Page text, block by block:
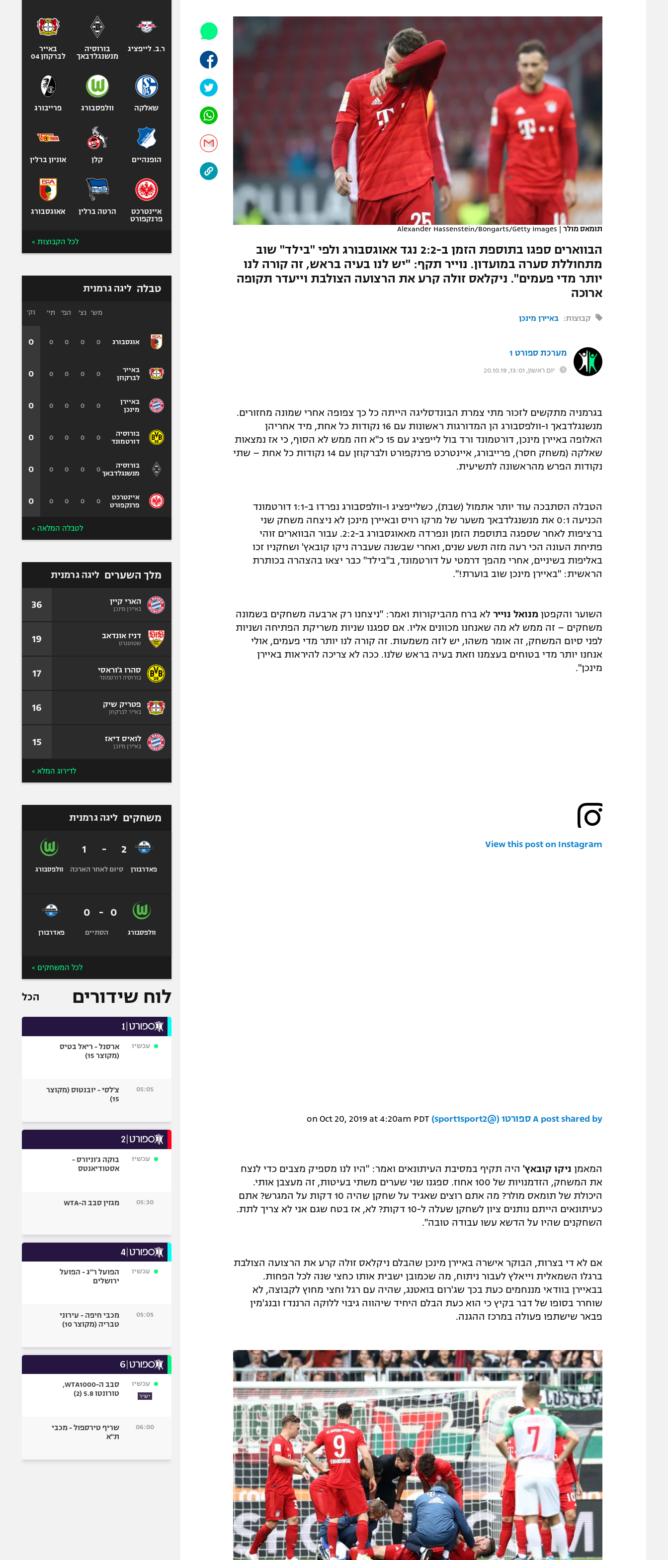
תקנון עבור פעילות אלקטרה
תקנון עבור פעילות ספורט 1 – "מרלן"
טניס
תנאי שימוש
מדיניות פרטיות
תקנון פעילות ספורט 1
רשיון להקרנה פומבית לבית עסק
הצטרפות לחבילת הערוצים
לוח דרושים – ג'ובנט
תגיות
המגזין
הפועל תל אביב
הפועל באר שבע
מכבי נתניה
בני יהודה
ליגה סינית
אופניים
ספורט מוטורי
כדורמים
פוטבול אמריקאי NFL
בייסבול MLB
ספורט אתגרי
גיימינג E-Sports
תומאס מולר |
Alexander Hassenstein/Bongarts/Getty Images
הבווארים ספגו בתוספת הזמן ב-2:2 נגד אאוגסבורג ולפי "בילד" שוב
מתחוללת סערה במועדון. נוייר תקף: "יש לנו בעיה בראש, זה קורה לנו
יותר מדי פעמים". ניקלאס זולה קרע את הרצועה הצולבת וייעדר תקופה
ארוכה
קבוצות: באיירן מינכן
מערכת ספורט 1
יום ראשון, 13:01, 20.10.19
בגרמניה מתקשים לזכור מתי צמרת הבונדסליגה הייתה כל כך צפופה אחרי שמונה מחזורים.
מנשנגלדבאך ו-וולפסבורג הן המדורגות ראשונות עם 16 נקודות כל אחת, מיד אחריהן
האלופה באיירן מינכן, דורטמונד ורד בול לייפציג עם 15 כ"א וזה ממש לא הסוף, כי אז נמצאות
שאלקה (משחק חסר), פרייבורג, איינטרכט פרנקפורט ולברקוזן עם 14 נקודות כל אחת – שתי
נקודות הפרש מהראשונה לתשיעית.
הטבלה הסתבכה עוד יותר אתמול (שבת), כשלייפציג ו-וולפסבורג נפרדו ב-1:1 דורטמונד
הכניעה 0:1 את מנשנגלדבאך משער של מרקו רויס ובאיירן מינכן לא ניצחה משחק שני
ברציפות לאחר שספגה בתוספת הזמן ונפרדה מאאוגסבורג ב-2:2. עבור הבווארים זוהי
פתיחת העונה הכי רעה מזה תשע שנים, ואחרי שבשנה שעברה ניקו קובאץ' ושחקניו זכו
באליפות בשיניים, אחרי מהפך דרמטי על דורטמונד, ב"בילד" כבר יצאו בהצהרה בכותרת
הראשית: "באיירן מינכן שוב בוערת!".
השוער והקפטן מנואל נוייר לא ברח מהביקורות ואמר: "ניצחנו רק ארבעה משחקים בשמונה
משחקים – זה ממש לא מה שאנחנו מכוונים אליו. אם ספגנו שניות משריקת הפתיחה ושניות
לפני סיום המשחק, זה אומר משהו, יש לזה משמעות. זה קורה לנו יותר מדי פעמים, אולי
אנחנו יותר מדי בטוחים בעצמנו וזאת בעיה בראש שלנו. ככה לא צריכה להיראות באיירן
מינכן".
View this post on Instagram
A post shared by ספורט1 (@sport1sport2) Oct 20, 2019 at 4:20am PDT
המאמן ניקו קובאץ' היה תקיף במסיבת העיתונאים ואמר: "היו לנו מספיק מצבים כדי לנצח
את המשחק, הזדמנויות של 100 אחוז. ספגנו שני שערים משתי בעיטות, זה מעצבן אותי.
היכולת של תומאס מולר? מה אתם רוצים שאגיד על שחקן שהיה 10 דקות על המגרש? אתם
כעיתונאים הייתם נותנים ציון לשחקן שעלה ל-10 דקות? לא, אז בטח שגם אני לא צריך לתת.
השחקנים שהיו על הדשא עשו עבודה טובה".
אם לא די בצרות, הבוקר אישרה באיירן מינכן שהבלם ניקלאס זולה קרע את הרצועה הצולבת
ברגלו השמאלית וייאלץ לעבור ניתוח, מה שכמובן ישבית אותו כחצי שנה לכל הפחות.
בבאיירן בוודאי מננחמים כעת בכך שג'רום בואטנג, שהיה עם רגל וחצי מחוץ לקבוצה, לא
שוחרר בסופו של דבר בקיץ כי הוא כעת הבלם היחיד שיהווה גיבוי ללוקה הרננדז ובנג'מין
פבאר שישתפו פעולה במרכז ההגנה.
ר.ב. לייפציג
בורוסיה
מנשנגלדבאך
באייר
לברקוזן 04
שאלקה וולפסבורג פרייבורג
הופנהיים קלן אוניון ברלין
איינטרכט
פרנקפורט
הרטה ברלין אאוגסבורג
לכל הקבוצות >
טבלה ליגה גרמנית
אוגסבורג
באייר
לברקוזן
באיירן
מינכן
בורוסיה
דורטמונד
בורוסיה
מנשנגלדבאך
איינטרכט
פרנקפורט
מש׳ נצ׳ הפ׳ תי׳
0
0
0
0
0
0
0
0
0
0
0
0
0
0
0
0
0
0
0
0
0
0
0
0
נק׳
0
0
0
0
0
0
לטבלה המלאה >
מלך השערים ליגה גרמנית
הארי קיין
באיירן מינכן 36
דניז אונדאב
שטוטגרט 19
סהרו ג'וראסי
בורוסיה דורטמונד 17
פטריק שיק
באייר לברקוזן 16
לואיס דיאז
באיירן מינכן 15
לדירוג המלא >
משחקים ליגה גרמנית
פאדרבורן
2
-
1
סיום לאחר הארכה וולפסבורג
וולפסבורג
0
-
0
הסתיים פאדרבורן
לכל המשחקים >
לוח שידורים הכל
עכשיו
ארסנל - ריאל בטיס
(מקוצר 15)
05:05
צ'לסי - יובנטוס (מקוצר
15)
עכשיו
בוקה ג'וניורס -
אסטודיאנטס
05:30 מגזין סבב ה-WTA
עכשיו
הפועל ר"ג - הפועל
ירושלים
05:05
מכבי חיפה - עירוני
טבריה (מקוצר 10)
עכשיו
ישיר
סבב ה-WTA1000,
טורונטו 5.8 (2)
06:00
שריף טירספול - מכבי
ת"א